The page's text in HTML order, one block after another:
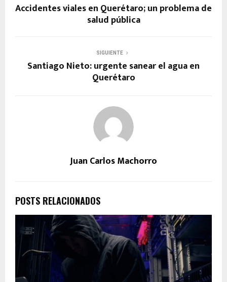
Accidentes viales en Querétaro; un problema de
salud pública
SIGUIENTE
Santiago Nieto: urgente sanear el agua en
Querétaro
Juan Carlos Machorro
POSTS RELACIONADOS